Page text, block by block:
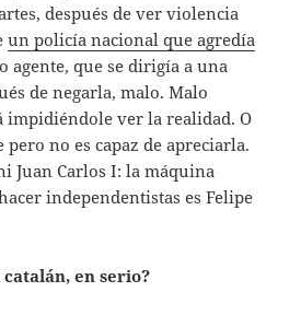
después de ver violencia
un policía nacional que agredía
agente, que se dirigía a una
de negarla, malo. Malo
impidiéndole ver la realidad. O
no es capaz de apreciarla.
Juan Carlos I: la máquina
independentistas es Felipe
en serio?